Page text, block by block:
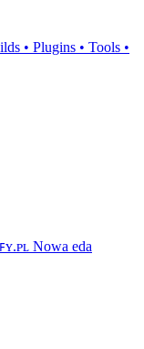
• Plugins • Tools •
Nowa eda